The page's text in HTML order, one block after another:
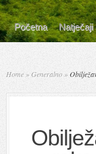
Početna Natječaji
Home »Generalno »